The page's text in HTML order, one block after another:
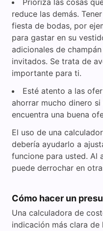
Prioriza las cosas
reduce las demás.
fiesta de bodas, por
para gastar en su
adicionales de
invitados. Se trata de
importante para ti.
Esté atento a las
ahorrar mucho dinero
encuentra una buena
El uso de una
debería ayudarlo a
funcione para usted. Al
puede derrochar en
Cómo hacer un
Una calculadora de
indicación más clara